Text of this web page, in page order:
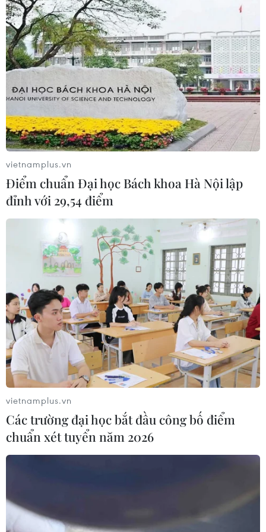
vietnamplus.vn
Điểm chuẩn Đại học Bách khoa Hà Nội lập
đỉnh với 29,54 điểm
vietnamplus.vn
Các trường đại học bắt đầu công bố điểm
chuẩn xét tuyển năm 2026